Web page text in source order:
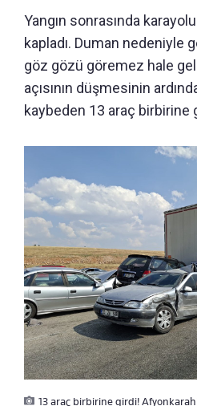
Yangın sonrasında
kapladı. Duman nedeniyle
göz gözü göremez hale
açısının düşmesinin
kaybeden 13 araç birbirine
13 araç birbirine girdi!